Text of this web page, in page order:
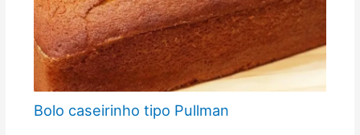
Bolo caseirinho tipo Pullman